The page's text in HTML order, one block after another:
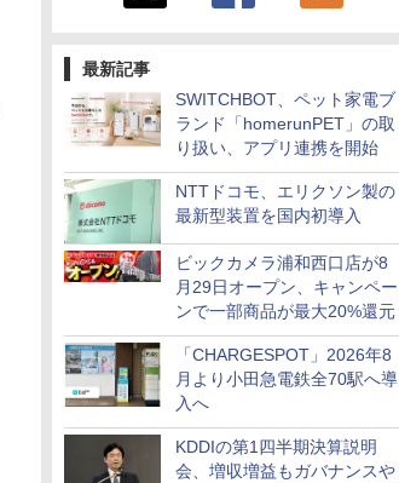
最新記事
SWITCHBOT、ペット家電ブ
ランド「homerunPET」の取
り扱い、アプリ連携を開始
NTTドコモ、エリクソン製の
最新型装置を国内初導入
ビックカメラ浦和西口店が8
月29日オープン、キャンペー
ンで一部商品が最大20%還元
「CHARGESPOT」2026年8
月より小田急電鉄全70駅へ導
入へ
KDDIの第1四半期決算説明
会、増収増益もガバナンスや